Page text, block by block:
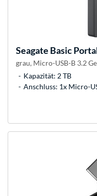
Seagate Basic
grau, Micro-USB-B 3.2
Kapazität: 2 TB
Anschluss: 1x Micro-